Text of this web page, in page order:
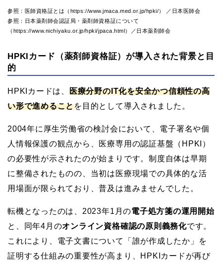
参照：医師資格証とは（https://www.jmaca.med.or.jp/hpki/） ／日本医師会
参照：日本薬剤師会認証局・薬剤師資格証について
（https://www.nichiyaku.or.jp/hpki/jpaca.html）／日本薬剤師会
HPKIカード（薬剤師資格証）が導入された背景と目
的
HPKIカードは、 医療分野のIT化を安全かつ信頼性の高
い形で進めることを目的として導入されました。
2004年に厚生労働省の検討会において、電子署名や個
人情報保護の観点から、医療専用の認証基盤（HPKI）
の必要性が示されたのが始まりです。制度自体は早期
に整備されたものの、当初は医療現場での具体的な活
用場面が限られており、普及は進みませんでした。
転機となったのは、2023年1月の電子処方箋の運用開始
と、同年4月のオンライン資格確認の原則義務化です。
これにより、電子文書について「誰が作成したか」を
証明する仕組みの重要性が高まり、HPKIカードが再び